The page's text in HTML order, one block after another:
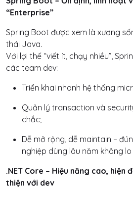
“Enterprise”
Spring Boot được xem là xương
thái Java.
Với lợi thế “viết ít, chạy nhiều”,
các team dev:
Triển khai nhanh hệ thống
Quản lý transaction và
chắc;
Dễ mở rộng, dễ maintain –
nghiệp dùng lâu năm không lo
.NET Core – Hiệu năng cao, hiện
thiện với dev